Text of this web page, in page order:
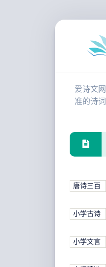
爱诗文
准的诗
唐诗三百
小学古诗
小学文言